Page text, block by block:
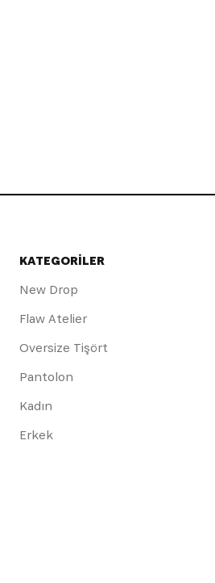
KATEGORİLER
New Drop
Flaw Atelier
Oversize Tişört
Pantolon
Kadın
Erkek